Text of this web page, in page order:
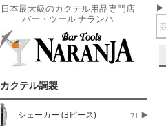
日本最大級のカクテル用品専門店
バー・ツール ナランハ
カクテル調製
シェーカー (3ピース) 71